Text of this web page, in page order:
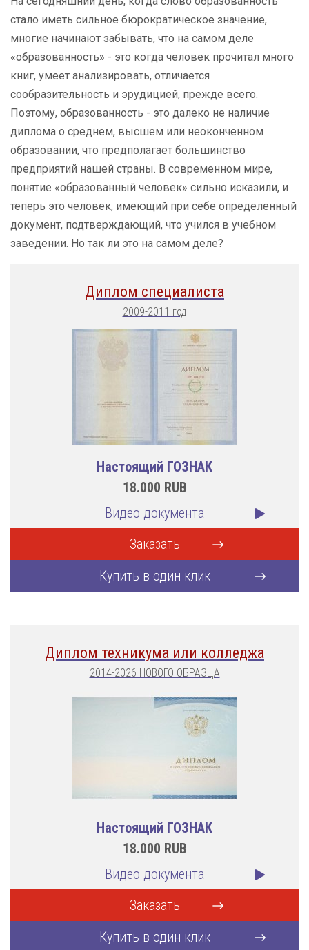
стало иметь сильное бюрократическое значение,
многие начинают забывать, что на самом деле
«образованность» - это когда человек прочитал много
книг, умеет анализировать, отличается
сообразительность и эрудицией, прежде всего.
Поэтому, образованность - это далеко не наличие
диплома о среднем, высшем или неоконченном
образовании, что предполагает большинство
предприятий нашей страны. В современном мире,
понятие «образованный человек» сильно исказили, и
теперь это человек, имеющий при себе определенный
документ, подтверждающий, что учился в учебном
заведении. Но так ли это на самом деле?
Диплом специалиста
2009-2011 год
Настоящий ГОЗНАК
18.000 RUB
Видео документа
Заказать
Купить в один клик
Диплом техникума или колледжа
2014-2026 НОВОГО ОБРАЗЦА
Настоящий ГОЗНАК
18.000 RUB
Видео документа
Заказать
Купить в один клик